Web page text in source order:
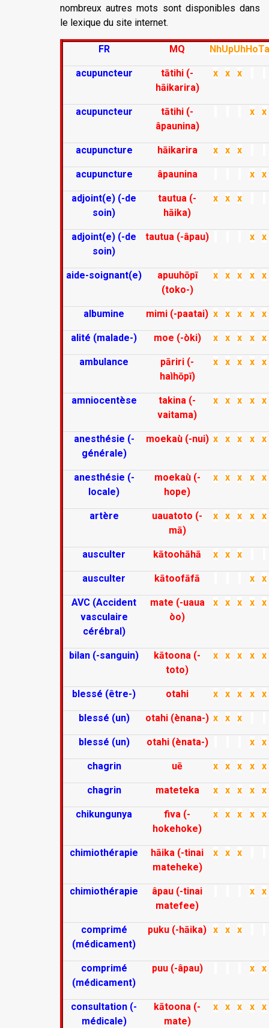
nombreux autres mots sont disponibles dans
le lexique du site internet.
FR MQ NhUpUhHoTa
acupuncteur
tātihi (-
hāikarira)
x x x
acupuncteur
tātihi (-
âpaunina)
x x
acupuncture hāikarira x x x
acupuncture âpaunina x x
adjoint(e) (-de
soin)
tautua (-
hāika)
x x x
adjoint(e) (-de
soin)
tautua (-âpau) x x
aide-soignant(e)
apuuhōpī
(toko-)
x x x x x
albumine mimi (-paatai) x x x x x
alité (malade-) moe (-òki) x x x x x
ambulance
pāriri (-
haìhōpī)
x x x x x
amniocentèse
takina (-
vaitama)
x x x x x
anesthésie (-
générale)
moekaù (-nui) x x x x x
anesthésie (-
locale)
moekaù (-
hope)
x x x x x
artère
uauatoto (-
mā)
x x x x x
ausculter kātoohāhā x x x
ausculter kātoofāfā x x
AVC (Accident
vasculaire
cérébral)
mate (-uaua
òo)
x x x x x
bilan (-sanguin)
kātoona (-
toto)
x x x x x
blessé (être-) otahi x x x x x
blessé (un) otahi (ènana-) x x x
blessé (un) otahi (ènata-) x x
chagrin uē x x x x x
chagrin mateteka x x x x x
chikungunya
fiva (-
hokehoke)
x x x x x
chimiothérapie
hāika (-tinai
mateheke)
x x x
chimiothérapie
âpau (-tinai
matefee)
x x
comprimé
(médicament)
puku (-hāika) x x x
comprimé
(médicament)
puu (-âpau) x x
consultation (-
médicale)
kātoona (-
mate)
x x x x x